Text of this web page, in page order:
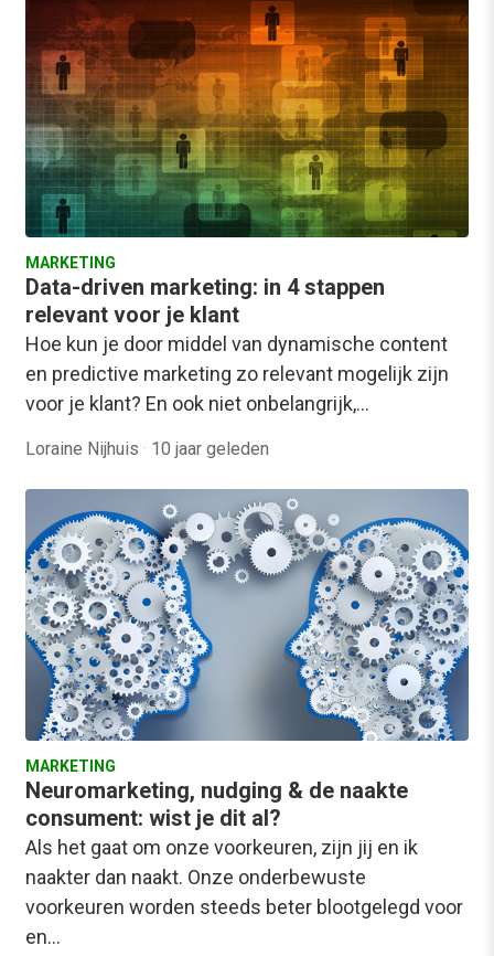
MARKETING
Data-driven marketing: in 4 stappen
relevant voor je klant
Hoe kun je door middel van dynamische content
en predictive marketing zo relevant mogelijk zijn
voor je klant? En ook niet onbelangrijk,…
Loraine Nijhuis · 10 jaar geleden
MARKETING
Neuromarketing, nudging & de naakte
consument: wist je dit al?
Als het gaat om onze voorkeuren, zijn jij en ik
naakter dan naakt. Onze onderbewuste
voorkeuren worden steeds beter blootgelegd voor
en…